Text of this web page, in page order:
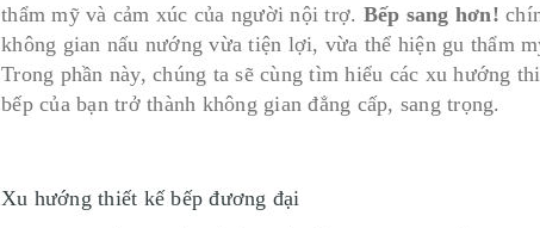
thẩm mỹ và cảm xúc của người nội trợ. Bếp sang hơn!
không gian nấu nướng vừa tiện lợi, vừa thể hiện gu thẩm
Trong phần này, chúng ta sẽ cùng tìm hiểu các xu hướng
bếp của bạn trở thành không gian đẳng cấp, sang trọng.
Xu hướng thiết kế bếp đương đại